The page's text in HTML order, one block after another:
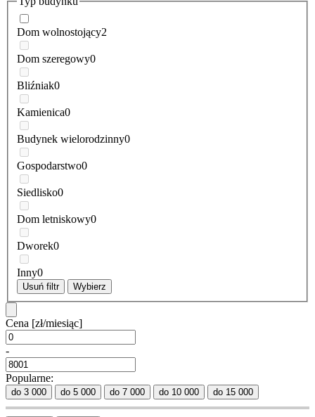
Dom wolnostojący2
Dom szeregowy0
Bliźniak0
Kamienica0
Budynek wielorodzinny0
Gospodarstwo0
Siedlisko0
Dom letniskowy0
Dworek0
Inny0
Usuń filtr Wybierz
Cena [zł/miesiąc]
-
Popularne:
do 3 000 do 5 000 do 7 000 do 10 000 do 15 000